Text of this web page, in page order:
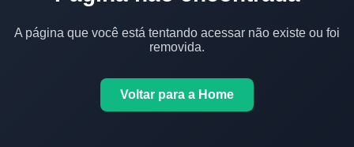
A página que você está tentando acessar não existe ou foi
removida.
Voltar para a Home